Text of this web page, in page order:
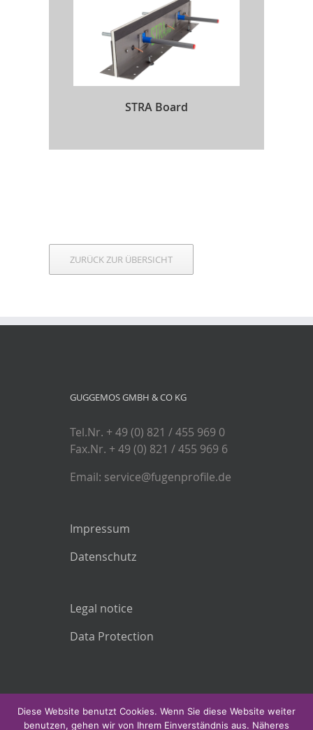
STRA Board
ZURÜCK ZUR ÜBERSICHT
GUGGEMOS GMBH & CO KG
Tel.Nr. + 49 (0) 821 / 455 969 0
Fax.Nr. + 49 (0) 821 / 455 969 6
Email: service@fugenprofile.de
Impressum
Datenschutz
Legal notice
Data Protection
Diese Website benutzt Cookies. Wenn Sie diese Website weiter
benutzen, gehen wir von Ihrem Einverständnis aus. Näheres